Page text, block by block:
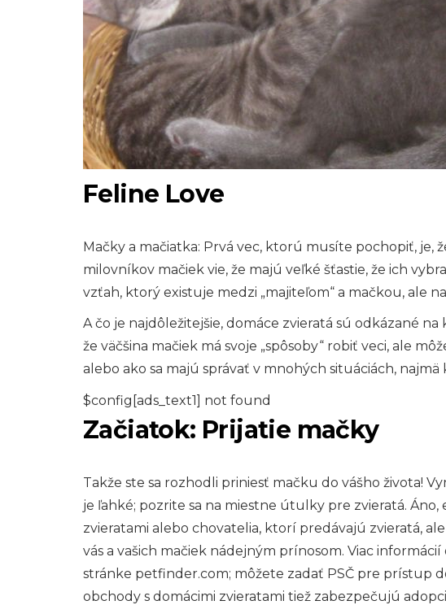
Feline Love
Mačky a mačiatka: Prvá vec, ktorú musíte pochopiť, je,
milovníkov mačiek vie, že majú veľké šťastie, že ich
vzťah, ktorý existuje medzi „majiteľom“ a mačkou, ale
A čo je najdôležitejšie, domáce zvieratá sú odkázané
že väčšina mačiek má svoje „spôsoby“ robiť veci, ale
alebo ako sa majú správať v mnohých situáciách, najmä
$config[ads_text1] not found
Začiatok: Prijatie mačky
Takže ste sa rozhodli priniesť mačku do vášho života!
je ľahké; pozrite sa na miestne útulky pre zvieratá.
zvieratami alebo chovatelia, ktorí predávajú zvieratá,
vás a vašich mačiek nádejným prínosom. Viac
stránke petfinder.com; môžete zadať PSČ pre prístup
obchody s domácimi zvieratami tiež zabezpečujú